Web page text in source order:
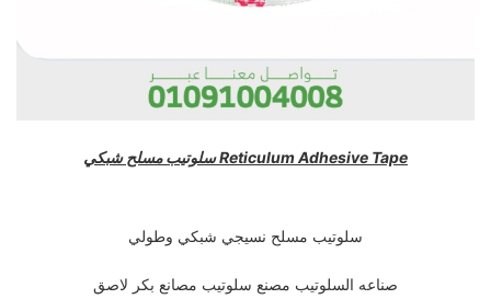
سلوتيب مسلح شبكي Reticulum Adhesive Tape
سلوتيب مسلح نسيجي شبكي وطولي
صناعه السلوتيب مصنع سلوتيب مصانع بكر لاصق